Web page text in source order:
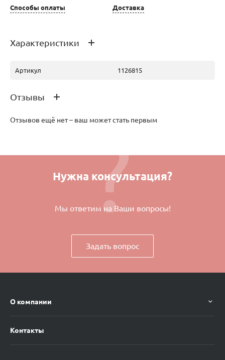
Серьги (30146143)
Способы оплаты Доставка
Характеристики
Артикул 1126815
Отзывы
Отзывов ещё нет – ваш может стать первым
Нужна консультация?
Мы ответим на Ваши вопросы!
Задать вопрос
О компании
Контакты